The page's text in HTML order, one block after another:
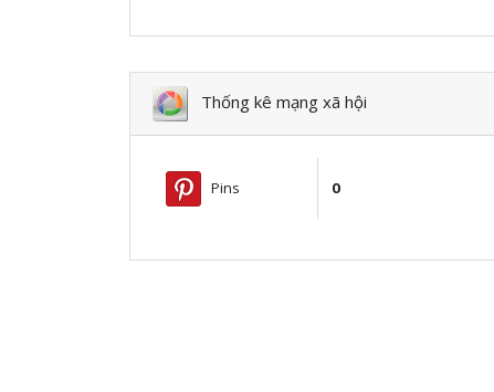
Thống kê mạng xã hội
Pins 0